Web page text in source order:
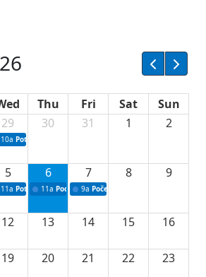
Thu Fri Sat
Sun
29
10a Potpisivanje ugovora sa neprofitnim
30 31 1 2
5
11a Potpisivanje ugovora o stipendijama za
6
11a Podrška razvoju vodne infrastrukture u
7
9a Početak izgradnje nove
8 9
12 13 14 15 16
19 20 21 22 23